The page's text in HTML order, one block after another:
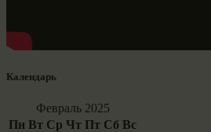
Календарь
Февраль 2025
Пн Вт Ср Чт Пт Сб Вс